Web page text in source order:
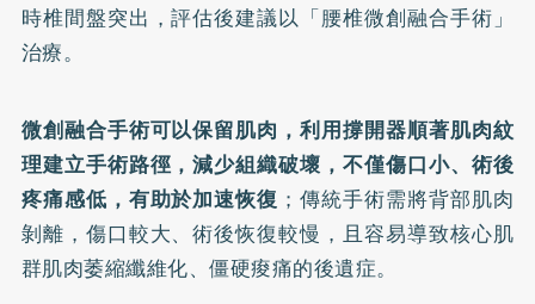
時椎間盤突出，評估後建議以「腰椎微創融合手術」
治療。
微創融合手術可以保留肌肉，利用撐開器順著肌肉紋
理建立手術路徑，減少組織破壞，不僅傷口小、術後
疼痛感低，有助於加速恢復 ；傳統手術需將背部肌肉
剝離，傷口較大、術後恢復較慢，且容易導致核心肌
群肌肉萎縮纖維化、僵硬痠痛的後遺症。